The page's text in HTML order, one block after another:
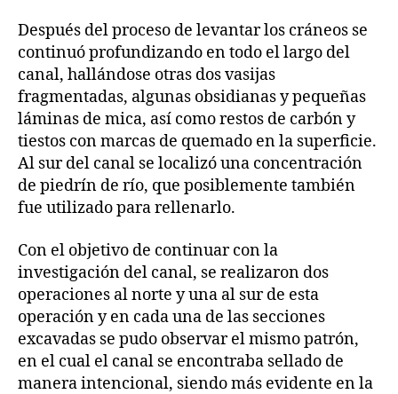
Después del proceso de levantar los cráneos se
continuó profundizando en todo el largo del
canal, hallándose otras dos vasijas
fragmentadas, algunas obsidianas y pequeñas
láminas de mica, así como restos de carbón y
tiestos con marcas de quemado en la superficie.
Al sur del canal se localizó una concentración
de piedrín de río, que posiblemente también
fue utilizado para rellenarlo.
Con el objetivo de continuar con la
investigación del canal, se realizaron dos
operaciones al norte y una al sur de esta
operación y en cada una de las secciones
excavadas se pudo observar el mismo patrón,
en el cual el canal se encontraba sellado de
manera intencional, siendo más evidente en la